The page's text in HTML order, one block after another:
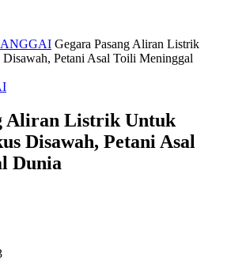
Gegara Pasang Aliran Listrik
Petani Asal Toili Meninggal
Aliran Listrik Untuk
Disawah, Petani Asal
Dunia